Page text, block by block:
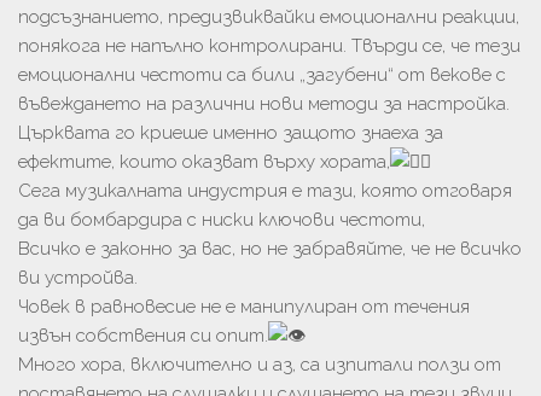
подсъзнанието, предизвиквайки емоционални реакции,
понякога не напълно контролирани. Твърди се, че тези
емоционални честоти са били „загубени“ от векове с
въвеждането на различни нови методи за настройка.
Църквата го криеше именно защото знаеха за
ефектите, които оказват върху хората,
Сега музикалната индустрия е тази, която отговаря
да ви бомбардира с ниски ключови честоти,
Всичко е законно за вас, но не забравяйте, че не всичко
ви устройва.
Човек в равновесие не е манипулиран от течения
извън собствения си опит.
Много хора, включително и аз, са изпитали ползи от